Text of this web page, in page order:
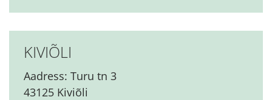
KIVIÕLI
Aadress: Turu tn 3
43125 Kiviõli